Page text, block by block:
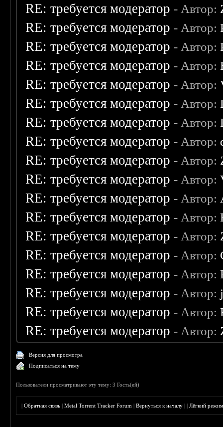
RE: требуется модератор - Автор:
RE: требуется модератор - Автор:
RE: требуется модератор - Автор:
RE: требуется модератор - Автор:
RE: требуется модератор - Автор:
RE: требуется модератор - Автор:
RE: требуется модератор - Автор:
RE: требуется модератор - Автор:
RE: требуется модератор - Автор:
RE: требуется модератор - Автор:
RE: требуется модератор - Автор:
RE: требуется модератор - Автор:
RE: требуется модератор - Автор:
RE: требуется модератор - Автор:
RE: требуется модератор - Автор:
RE: требуется модератор - Автор:
RE: требуется модератор - Автор:
RE: требуется модератор - Автор:
Версия для просмотра
Подписаться на тему
Пользователи просматривают эту тему: 3 Гость(ей)
|Обратная связь |Metal Torrent Tracker Forum |Вернуться к началу ||Лёгкий